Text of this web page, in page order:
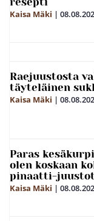
Kaisa Mäki |
Raejuustosta
täyteläinen
Kaisa Mäki |
Paras
olen koskaan
pinaatti-
Kaisa Mäki |